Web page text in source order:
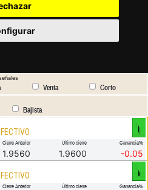
Venta Corto
Bajista
Cierre Anterior
1.9560
Último cierre
1.9600
Ganancia%
-0.05
Cierre Anterior Último cierre Ganancia%